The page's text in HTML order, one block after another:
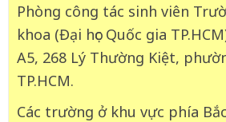
Phòng công tác sinh viên
khoa (Đại học Quốc gia
A5, 268 Lý Thường Kiệt,
TP.HCM.
Các trường ở khu vực phía